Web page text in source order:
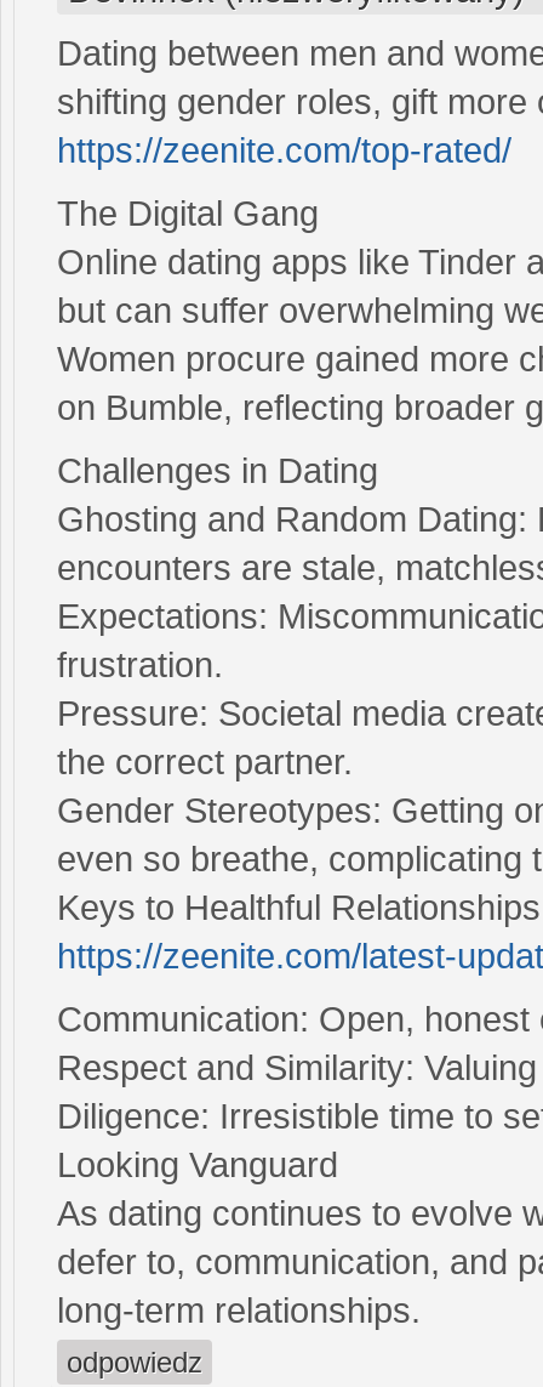
Dating between men and
shifting gender roles, gift
https://zeenite.com/top-rated/
The Digital Gang
Online dating apps like Tinder
but can suffer overwhelming
Women procure gained more
on Bumble, reflecting broader
Challenges in Dating
Ghosting and Random
encounters are stale,
Expectations:
frustration.
Pressure: Societal media
the correct partner.
Gender Stereotypes: Getting
even so breathe, complicating
Keys to Healthful Relationships
https://zeenite.com/latest-
Communication: Open,
Respect and Similarity:
Diligence: Irresistible time to
Looking Vanguard
As dating continues to evolve
defer to, communication, and
long-term relationships.
odpowiedz